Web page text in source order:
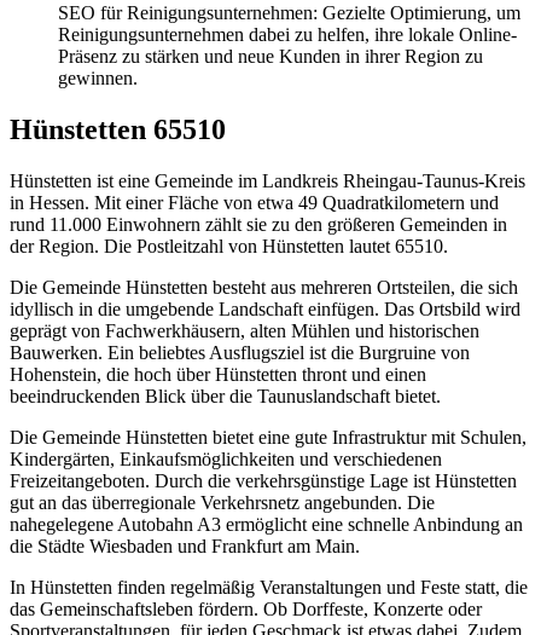
SEO für Reinigungsunternehmen: Gezielte Optimierung, um
Reinigungsunternehmen dabei zu helfen, ihre lokale Online-
Präsenz zu stärken und neue Kunden in ihrer Region zu
gewinnen.
Hünstetten 65510
Hünstetten ist eine Gemeinde im Landkreis Rheingau-Taunus-Kreis
in Hessen. Mit einer Fläche von etwa 49 Quadratkilometern und
rund 11.000 Einwohnern zählt sie zu den größeren Gemeinden in
der Region. Die Postleitzahl von Hünstetten lautet 65510.
Die Gemeinde Hünstetten besteht aus mehreren Ortsteilen, die sich
idyllisch in die umgebende Landschaft einfügen. Das Ortsbild wird
geprägt von Fachwerkhäusern, alten Mühlen und historischen
Bauwerken. Ein beliebtes Ausflugsziel ist die Burgruine von
Hohenstein, die hoch über Hünstetten thront und einen
beeindruckenden Blick über die Taunuslandschaft bietet.
Die Gemeinde Hünstetten bietet eine gute Infrastruktur mit Schulen,
Kindergärten, Einkaufsmöglichkeiten und verschiedenen
Freizeitangeboten. Durch die verkehrsgünstige Lage ist Hünstetten
gut an das überregionale Verkehrsnetz angebunden. Die
nahegelegene Autobahn A3 ermöglicht eine schnelle Anbindung an
die Städte Wiesbaden und Frankfurt am Main.
In Hünstetten finden regelmäßig Veranstaltungen und Feste statt, die
das Gemeinschaftsleben fördern. Ob Dorffeste, Konzerte oder
Sportveranstaltungen, für jeden Geschmack ist etwas dabei. Zudem